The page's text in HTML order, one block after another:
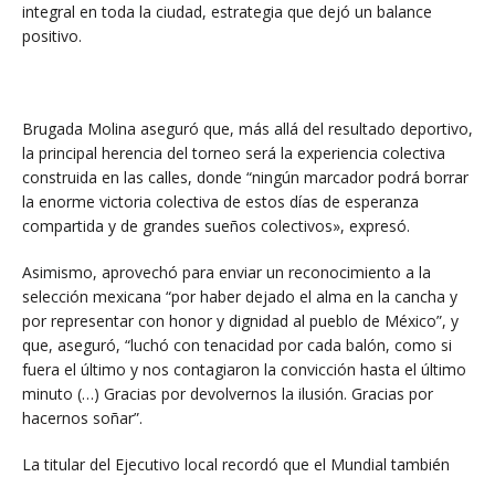
integral en toda la ciudad, estrategia que dejó un balance
positivo.
Brugada Molina aseguró que, más allá del resultado deportivo,
la principal herencia del torneo será la experiencia colectiva
construida en las calles, donde “ningún marcador podrá borrar
la enorme victoria colectiva de estos días de esperanza
compartida y de grandes sueños colectivos», expresó.
Asimismo, aprovechó para enviar un reconocimiento a la
selección mexicana “por haber dejado el alma en la cancha y
por representar con honor y dignidad al pueblo de México”, y
que, aseguró, “luchó con tenacidad por cada balón, como si
fuera el último y nos contagiaron la convicción hasta el último
minuto (…) Gracias por devolvernos la ilusión. Gracias por
hacernos soñar”.
La titular del Ejecutivo local recordó que el Mundial también